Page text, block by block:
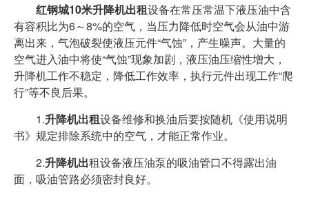
红钢城10米升降机出租设备在常压常温下液压油中含
有容积比为6～8%的空气，当压力降低时空气会从油中游
离出来，气泡破裂使液压元件“气蚀”，产生噪声。大量的
空气进入油中将使“气蚀”现象加剧，液压油压缩性增大，
升降机工作不稳定，降低工作效率，执行元件出现工作“爬
行”等不良后果。
1.升降机出租设备维修和换油后要按随机《使用说明
书》规定排除系统中的空气，才能正常作业。
2.升降机出租设备液压油泵的吸油管口不得露出油
面，吸油管路必须密封良好。